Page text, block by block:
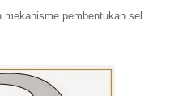
pembentukan sel